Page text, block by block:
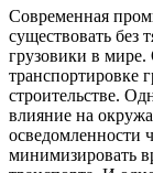
Современная
существовать
грузовики в
транспортировке
строительстве.
влияние на
осведомленности
минимизировать